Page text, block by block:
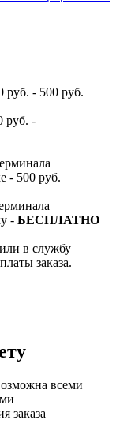
руб. - 500 руб.
руб. -
- 500 руб.
- БЕСПЛАТНО
в службу
заказа.
всеми
заказа